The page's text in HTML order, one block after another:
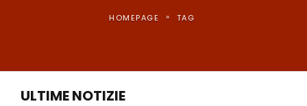
HOMEPAGE » TAG
ULTIME NOTIZIE